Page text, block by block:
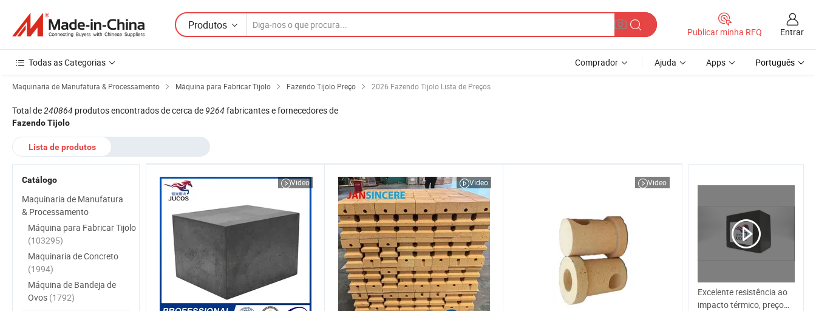
Produtos
Publicar minha RFQ Entrar
Todas as Categorias Comprador Ajuda Apps Português
Maquinaria de Manufatura & Processamento Máquina para Fabricar Tijolo Fazendo Tijolo Preço 2026 Fazendo Tijolo Lista de Preços
Total de240864 produtos encontrados de cerca de 9264fabricantes e fornecedores de
Fazendo Tijolo
Lista de produtos
Video Video Video
Excelente resistência ao
impacto térmico, preço
Catálogo
Maquinaria de Manufatura
& Processamento
Máquina para Fabricar Tijolo
(103295)
Maquinaria de Concreto
(1994)
Máquina de Bandeja de
Ovos (1792)